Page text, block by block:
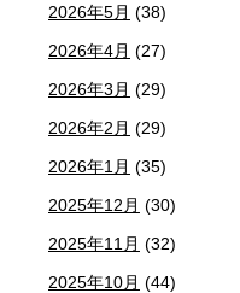
2026年5月 (38)
2026年4月 (27)
2026年3月 (29)
2026年2月 (29)
2026年1月 (35)
2025年12月 (30)
2025年11月 (32)
2025年10月 (44)